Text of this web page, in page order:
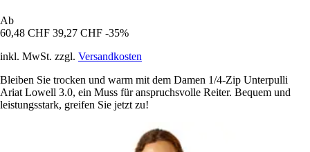
Ab
60,48 CHF 39,27 CHF -35%
inkl. MwSt. zzgl. Versandkosten
Bleiben Sie trocken und warm mit dem Damen 1/4-Zip Unterpulli
Ariat Lowell 3.0, ein Muss für anspruchsvolle Reiter. Bequem und
leistungsstark, greifen Sie jetzt zu!